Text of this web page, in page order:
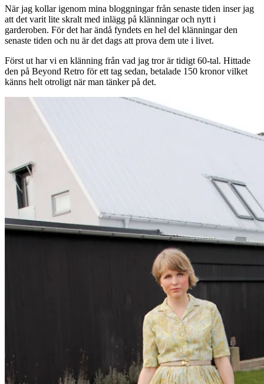
När jag kollar igenom mina bloggningar från senaste tiden inser jag
att det varit lite skralt med inlägg på klänningar och nytt i
garderoben. För det har ändå fyndets en hel del klänningar den
senaste tiden och nu är det dags att prova dem ute i livet.
Först ut har vi en klänning från vad jag tror är tidigt 60-tal. Hittade
den på Beyond Retro för ett tag sedan, betalade 150 kronor vilket
känns helt otroligt när man tänker på det.